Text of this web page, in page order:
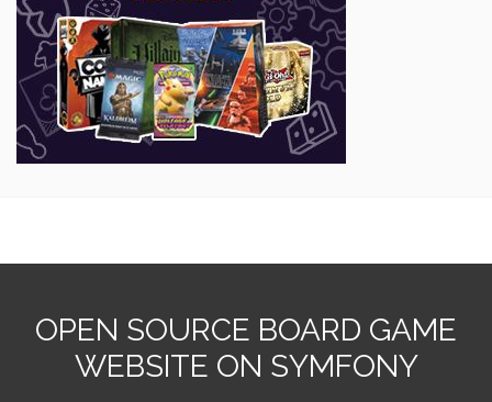
OPEN SOURCE BOARD GAME
WEBSITE ON SYMFONY